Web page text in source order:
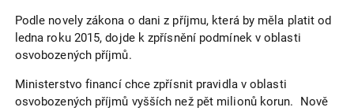
Podle novely zákona o dani z příjmu, která by měla platit od
ledna roku 2015, dojde k zpřísnění podmínek v oblasti
osvobozených příjmů.
Ministerstvo financí chce zpřísnit pravidla v oblasti
osvobozených příjmů vyšších než pět milionů korun. Nově